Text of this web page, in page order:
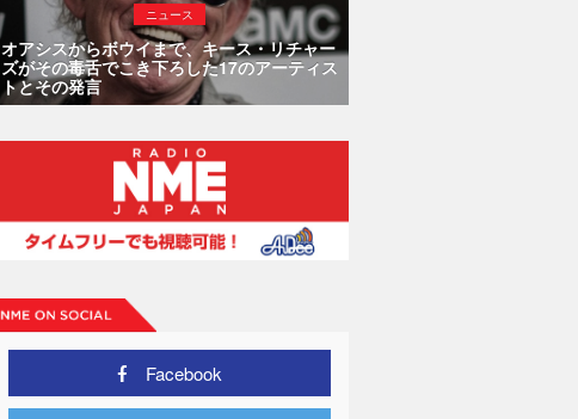
ニュース
オアシスからボウイまで、キース・リチャー
ズがその毒舌でこき下ろした17のアーティス
トとその発言
Facebook